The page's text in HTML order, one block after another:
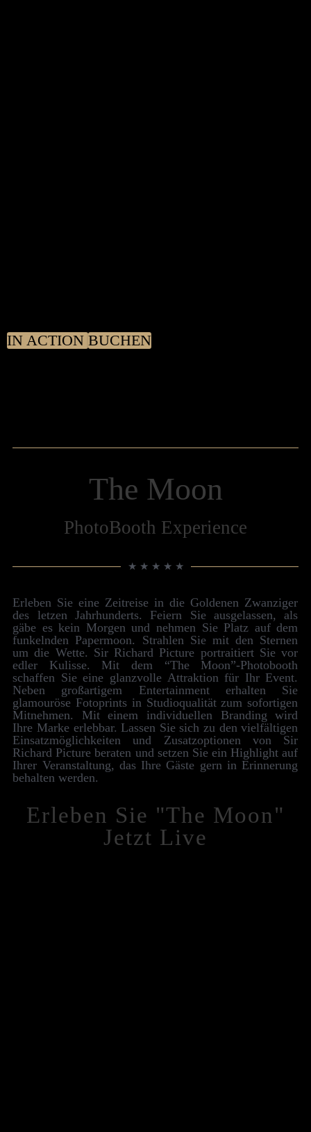
IN ACTION BUCHEN
The Moon
Photo­Booth Experience
★ ★ ★ ★ ★
Er­­­leben Sie eine Zeit­­­­reise in die Goldenen Zwanziger
des letzen Jahr­­­hunderts. Feiern Sie aus­­­­ge­­­­lassen, als
gäbe es kein Morgen und nehmen Sie Platz auf dem
funkelnden Paper­­­­moon. Strahlen Sie mit den Sternen
um die Wette. Sir Richard Picture portraitiert Sie vor
edler Kulisse. Mit dem “The Moon”-Photo­­­booth
schaffen Sie eine glanz­­­­volle Attraktion für Ihr Event.
Neben groß­­­artigem Enter­­­­tain­ment er­­­halten Sie
glamouröse Foto­­­­prints in Studio­­­qualität zum sofort­igen
Mit­­­­nehmen. Mit einem individuellen Brand­­ing wird
Ihre Marke er­­leb­­bar. Lassen Sie sich zu den viel­­­fält­igen
Ein­­­satz­­­möglich­­­keiten und Zu­­satz­­­­optionen von Sir
Richard Picture be­­raten und setzen Sie ein High­­­light auf
Ihrer Ver­­­an­­stalt­­ung, das Ihre Gäste gern in Er­­­­inner­­ung
be­­­halten werden.
Er­leben Sie "The Moon"
Jetzt Live